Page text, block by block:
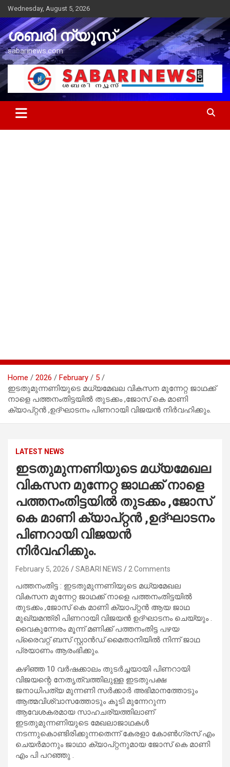
Skip
to
content
Wednesday, August 5, 2026
ശബരി ന്യൂസ്
sabarinews.com
Home 2026 February
5
ഇടതുമുന്നണിയുടെ മധ്യമേഖല വികസന മുന്നേറ്റ ജാഥക്ക്
നാളെ പത്തനംതിട്ടയിൽ തുടക്കം ,ജോസ് കെ മാണി
ക്യാപ്റ്റൻ ,ഉദ്‌ഘാടനം പിണറായി വിജയൻ നിർവഹിക്കും.
LATEST NEWS
ഇടതുമുന്നണിയുടെ മധ്യമേഖല
വികസന മുന്നേറ്റ ജാഥക്ക് നാളെ
പത്തനംതിട്ടയിൽ തുടക്കം ,ജോസ്
കെ മാണി ക്യാപ്റ്റൻ ,ഉദ്‌ഘാടനം
പിണറായി വിജയൻ
നിർവഹിക്കും.
February 5, 2026 SABARI NEWS 2 Comments
പത്തനംതിട്ട : ഇടതുമുന്നണിയുടെ മധ്യമേഖല
വികസന മുന്നേറ്റ ജാഥക്ക് നാളെ പത്തനംതിട്ടയിൽ
തുടക്കം ,ജോസ് കെ മാണി ക്യാപ്റ്റൻ ആയ ജാഥ
മുഖ്യമന്ത്രി പിണറായി വിജയൻ ഉദ്‌ഘാടനം ചെയ്യും .
വൈകുന്നേരം മൂന്ന് മണിക്ക് പത്തനംതിട്ട പഴയ
പ്രൈവറ്റ് ബസ് സ്റ്റാൻഡ് മൈതാനിയിൽ നിന്ന് ജാഥ
പ്രയാണം ആരംഭിക്കും.
കഴിഞ്ഞ 10 വർഷക്കാലം തുടർച്ചയായി പിണറായി
വിജയന്റെ നേതൃത്വത്തിലുള്ള ഇടതുപക്ഷ
ജനാധിപത്യ മുന്നണി സർക്കാർ അഭിമാനത്തോടും
ആത്മവിശ്വാസത്തോടും കൂടി മുന്നേറുന്ന
ആവേശകരമായ സാഹചര്യത്തിലാണ്
ഇടതുമുന്നണിയുടെ മേഖലാജാഥകൾ
നടന്നുകൊണ്ടിരിക്കുന്നതെന്ന് കേരളാ കോൺഗ്രസ് എം
ചെയർമാനും ജാഥാ ക്യാപ്റ്റനുമായ ജോസ് കെ മാണി
എം പി പറഞ്ഞു .